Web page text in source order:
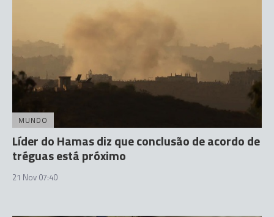
MUNDO
Líder do Hamas diz que conclusão de acordo de
tréguas está próximo
21 Nov 07:40